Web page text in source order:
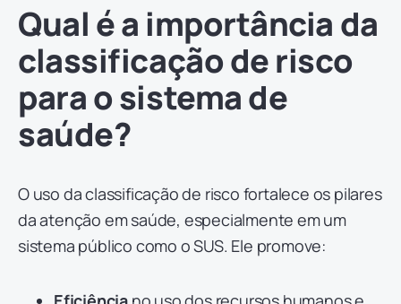
Qual é a importância da
classificação de risco
para o sistema de
saúde?
O uso da classificação de risco fortalece os pilares
da atenção em saúde, especialmente em um
sistema público como o SUS. Ele promove: